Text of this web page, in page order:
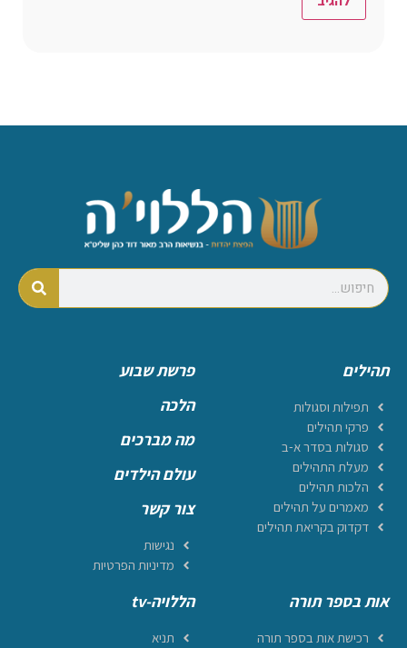
תהילים
תפילות וסגולות
פרקי תהילים
סגולות בסדר א-ב
מעלת התהילים
הלכות תהילים
מאמרים על תהילים
דקדוק בקריאת תהילים
פרשת שבוע
הלכה
מה מברכים
עולם הילדים
צור קשר
נגישות
מדיניות הפרטיות
אות בספר תורה
רכישת אות בספר תורה
הללויה-tv
תניא